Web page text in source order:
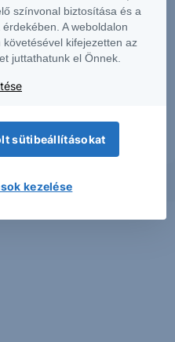
és azok hozamai alakulását olyan
nincs befolyása, a befektető által
nem háríthatók át. A jelen
részleges – felhasználása,
terjesztése kizárólag a Társaság
részletek:
színvonal biztosítása és a
A weboldalon
kifejezetten az
juttathatunk el Önnek.
sütibeállításokat
kezelése